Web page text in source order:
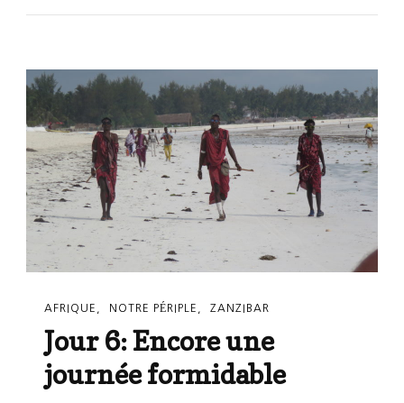
Barbecue
Sur
La
Plage
De
Muyuni
AFRIQUE NOTRE PÉRIPLE ZANZIBAR
Jour 6: Encore une
journée formidable